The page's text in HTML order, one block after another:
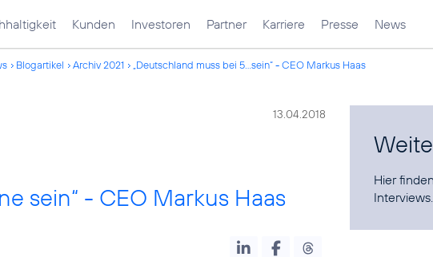
Kunden Investoren Partner Karriere Presse News
Blogartikel Archiv 2021 „Deutschland muss bei 5...sein“ - CEO Markus Haas
13.04.2018
sein“ - CEO Markus Haas
Hier
Interviews.